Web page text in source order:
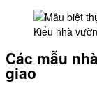
Kiểu nhà
Các mẫu
giao